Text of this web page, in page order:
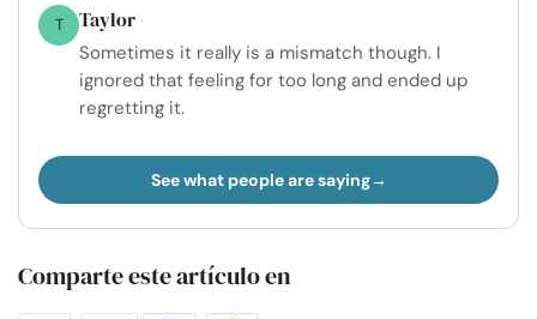
T Taylor
Sometimes it really is a mismatch though. I
ignored that feeling for too long and ended up
regretting it.
See what people are saying
Comparte este artículo en